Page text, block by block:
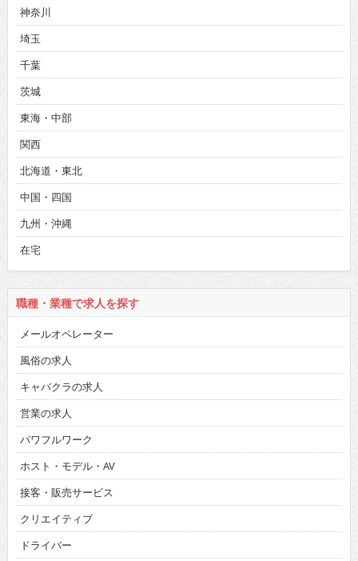
神奈川
埼玉
千葉
茨城
東海・中部
関西
北海道・東北
中国・四国
九州・沖縄
在宅
職種・業種で求人を探す
メールオペレーター
風俗の求人
キャバクラの求人
営業の求人
パワフルワーク
ホスト・モデル・AV
接客・販売サービス
クリエイティブ
ドライバー